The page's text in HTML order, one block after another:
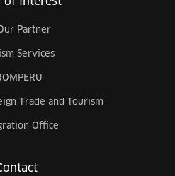
Partner
Services
Trade and Tourism
Office